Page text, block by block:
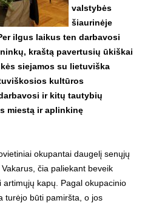
valstybės
šiaurinėje
ilgus laikus ten darbavosi
kraštą pavertusių ūkiškai
siejamos su lietuviška
kultūros
ir kitų tautybių
miestą ir aplinkinę
okupantai daugelį senųjų
čia paliekant beveik
kapų. Pagal okupacinio
turėjo būti pamiršta, o jos